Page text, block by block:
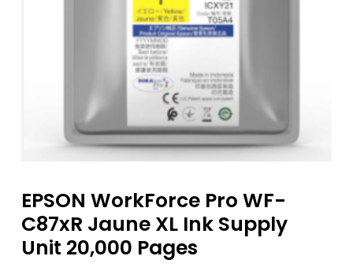
EPSON WorkForce Pro WF-
C87xR Jaune XL Ink Supply
Unit 20,000 Pages